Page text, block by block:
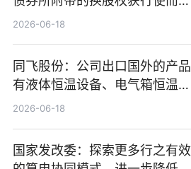
行5200万股
2026-06-18
同飞股份：公司出口国外的产品
有液体恒温设备、电气箱恒温装
置、纯水冷却单元和特种换热器
2026-06-18
国家发改委：探索更多行之有效